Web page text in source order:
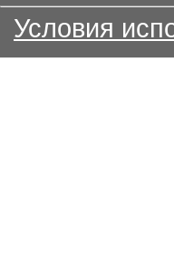
Условия